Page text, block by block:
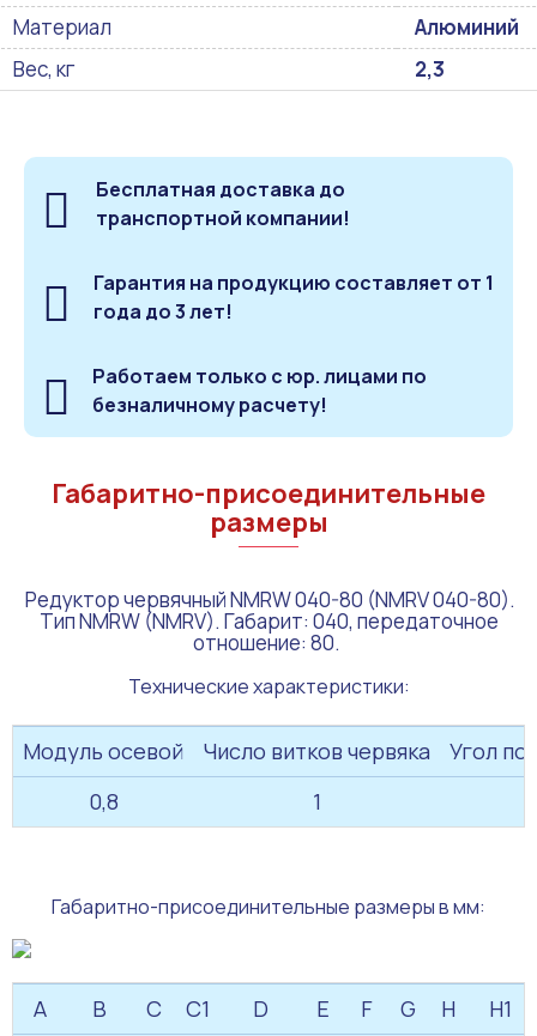
Материал
Алюминий
Вес, кг
2,3
Бесплатная доставка до
транспортной компании!
Гарантия на продукцию составляет от 1
года до 3 лет!
Работаем только с юр. лицами по
безналичному расчету!
Габаритно-присоединительные
размеры
Редуктор червячный NMRW 040-80 (NMRV 040-80).
Тип NMRW (NMRV). Габарит: 040, передаточное
отношение: 80.
Технические характеристики:
Модуль осевой Число витков червяка
Угол
0,8
1
Габаритно-присоединительные размеры в мм:
A B C C1 D E F G H H1